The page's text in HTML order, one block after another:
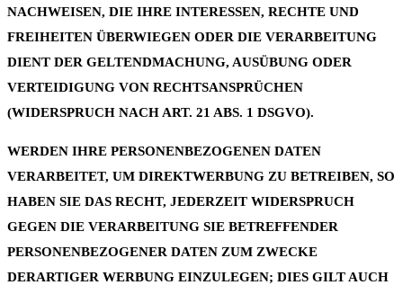
NACHWEISEN, DIE IHRE INTERESSEN, RECHTE UND
FREIHEITEN ÜBERWIEGEN ODER DIE VERARBEITUNG
DIENT DER GELTENDMACHUNG, AUSÜBUNG ODER
VERTEIDIGUNG VON RECHTSANSPRÜCHEN
(WIDERSPRUCH NACH ART. 21 ABS. 1 DSGVO).
WERDEN IHRE PERSONENBEZOGENEN DATEN
VERARBEITET, UM DIREKTWERBUNG ZU BETREIBEN, SO
HABEN SIE DAS RECHT, JEDERZEIT WIDERSPRUCH
GEGEN DIE VERARBEITUNG SIE BETREFFENDER
PERSONENBEZOGENER DATEN ZUM ZWECKE
DERARTIGER WERBUNG EINZULEGEN; DIES GILT AUCH